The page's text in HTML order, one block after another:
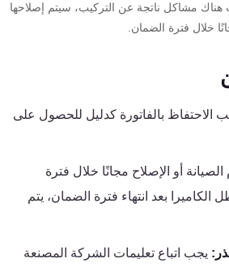
مشاكل ناتجة عن التركيب، سيتم إصلاحها
خلال فترة الضمان.
بالفاتورة كدليل للحصول على
أو الإصلاح مجانًا خلال فترة
بعد انتهاء فترة الضمان، يتم
يجب اتباع تعليمات الشركة المصنعة